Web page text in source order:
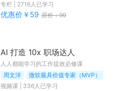
专栏
2716人已学习
优惠价￥ 59 原价：99
AI 打造 10x 职场达人
人人都能学习的工作提效必修课
周文洋
微软最具价值专家（MVP）
视频课| 336人已学习